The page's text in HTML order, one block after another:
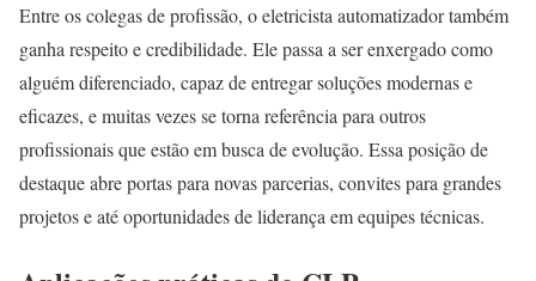
Entre os colegas de profissão, o eletricista automatizador também
ganha respeito e credibilidade. Ele passa a ser enxergado como
alguém diferenciado, capaz de entregar soluções modernas e
eficazes, e muitas vezes se torna referência para outros
profissionais que estão em busca de evolução. Essa posição de
destaque abre portas para novas parcerias, convites para grandes
projetos e até oportunidades de liderança em equipes técnicas.